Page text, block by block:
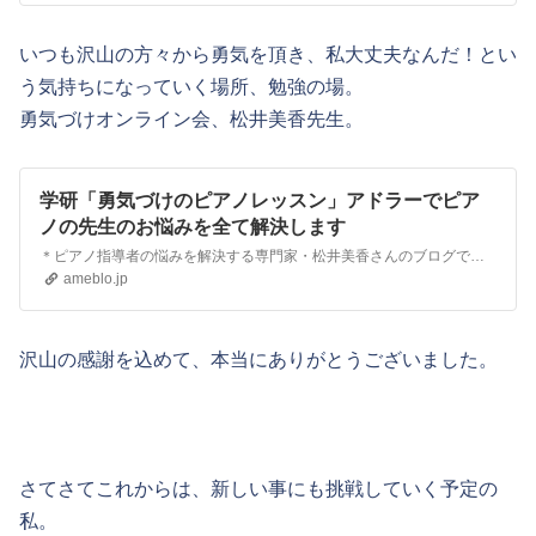
いつも沢山の方々から勇気を頂き、私大丈夫なんだ！とい
う気持ちになっていく場所、勉強の場。
勇気づけオンライン会、松井美香先生。
学研「勇気づけのピアノレッスン」アドラーでピア
ノの先生のお悩みを全て解決します
ameblo.jp
沢山の感謝を込めて、本当にありがとうございました。
さてさてこれからは、新しい事にも挑戦していく予定の
私。